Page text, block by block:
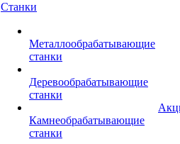
Станки
Металлообрабатывающие
станки
Деревообрабатывающие
станки
Камнеобрабатывающие
станки